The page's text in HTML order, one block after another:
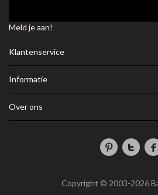
Meld je aan!
Klantenservice
Informatie
Over ons
Copyright © 2003-2026